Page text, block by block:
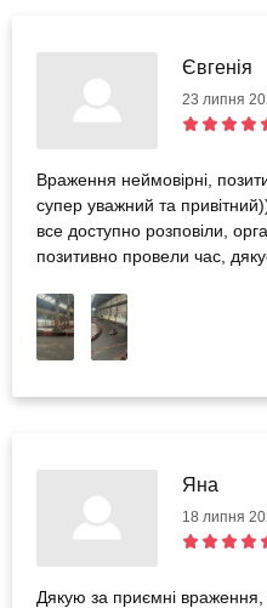
Євгенія
23 липня
Враження неймовірні,
супер уважний та
все доступно розповіли,
позитивно провели час,
Яна
18 липня
Дякую за приємні